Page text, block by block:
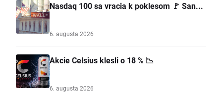
Nasdaq 100 sa vracia k poklesom 🚩 San...
6. augusta 2026
Akcie Celsius klesli o 18 % 📉
6. augusta 2026